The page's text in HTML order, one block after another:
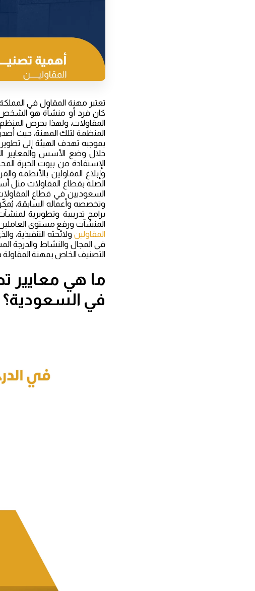
تعتبر مهنة المقاول في
كان فرد أو منشأة هو الشخص
المقاولات، ولهذا يحرص
المنظمة لتلك المهنة، حيث
بموجبه تهدف الهيئة إلى
خلال وضع الأسس والمعايير
الإستفادة من بيوت الخبرة
وإبلاغ المقاولين بالأنظمة
الصلة بقطاع المقاولات مثل
السعوديين في قطاع
وتخصصه وأعماله السابقة،
برامج تدريبية وتطويرية
المنشآت ورفع مستوى
المقاولين ولائحته التنفيذية،
في المجال والنشاط والدرجة
التصنيف الخاص بمهنة
ما هي معايير
في السعودية؟